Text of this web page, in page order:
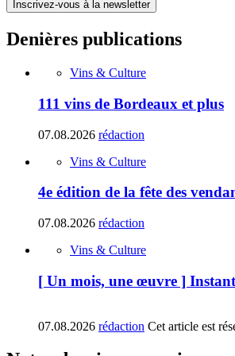
Inscrivez-vous à la newsletter
Denières publications
Vins & Culture
111 vins de Bordeaux et plus
07.08.2026 rédaction
Vins & Culture
4e édition de la fête des
07.08.2026 rédaction
Vins & Culture
[ Un mois, une œuvre ]
07.08.2026 rédaction Cet article est